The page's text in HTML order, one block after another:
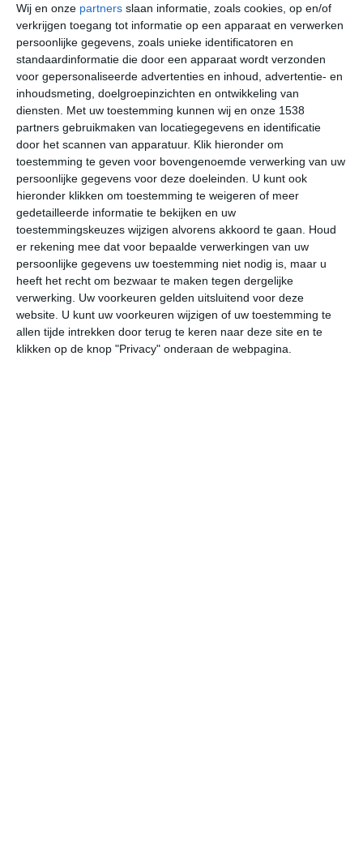
Wij en onze partners slaan informatie, zoals cookies, op en/of
verkrijgen toegang tot informatie op een apparaat en verwerken
persoonlijke gegevens, zoals unieke identificatoren en
standaardinformatie die door een apparaat wordt verzonden
voor gepersonaliseerde advertenties en inhoud, advertentie- en
inhoudsmeting, doelgroepinzichten en ontwikkeling van
diensten.
Met uw toestemming kunnen wij en onze 1538
partners gebruikmaken van locatiegegevens en identificatie
door het scannen van apparatuur. Klik hieronder om
toestemming te geven voor bovengenoemde verwerking van uw
persoonlijke gegevens voor deze doeleinden. U kunt ook
hieronder klikken om toestemming te weigeren of meer
gedetailleerde informatie te bekijken en uw
toestemmingskeuzes wijzigen alvorens akkoord te gaan.
Houd
er rekening mee dat voor bepaalde verwerkingen van uw
persoonlijke gegevens uw toestemming niet nodig is, maar u
heeft het recht om bezwaar te maken tegen dergelijke
verwerking. Uw voorkeuren gelden uitsluitend voor deze
website. U kunt uw voorkeuren wijzigen of uw toestemming te
allen tijde intrekken door terug te keren naar deze site en te
klikken op de knop "Privacy" onderaan de webpagina.
25°C
vr
29°
za zo
30° 23°
ma
29° 23°
26°C 24°C 24°C
19:00 22:00 01:00 04:00 07:00
19:00 22:00 01:00 04:00 07:00